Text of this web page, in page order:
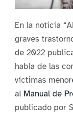
En la noticia
graves
de 2022
habla de las
víctimas
al Manual de
publicado por